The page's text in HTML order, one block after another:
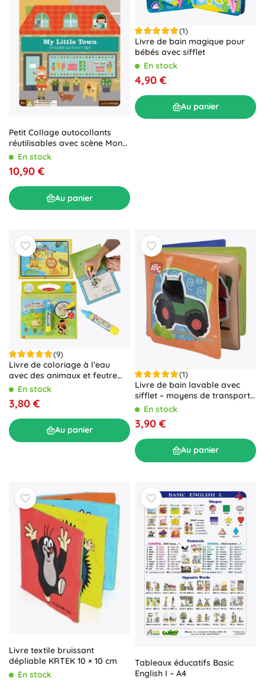
Petit Collage autocollants
réutilisables avec scène Mon
petit ville
En stock
10,90 €
Au panier
(1)
Livre de bain magique pour
bébés avec sifflet
En stock
4,90 €
Au panier
(9)
Livre de coloriage à l’eau
avec des animaux et feutre
magique à eau
En stock
3,80 €
Au panier
(1)
Livre de bain lavable avec
sifflet – moyens de transport,
10 × 10 cm
En stock
3,90 €
Au panier
Livre textile bruissant
dépliable KRTEK 10 × 10 cm
En stock
Tableaux éducatifs Basic
English I – A4